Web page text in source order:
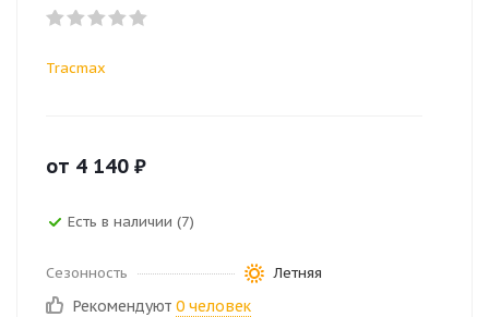
Tracmax
от 4 140 ₽
Есть в наличии (7)
Сезонность Летняя
Рекомендуют 0 человек